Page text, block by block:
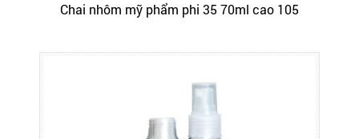
Chai nhôm mỹ phẩm phi 35 70ml cao 105